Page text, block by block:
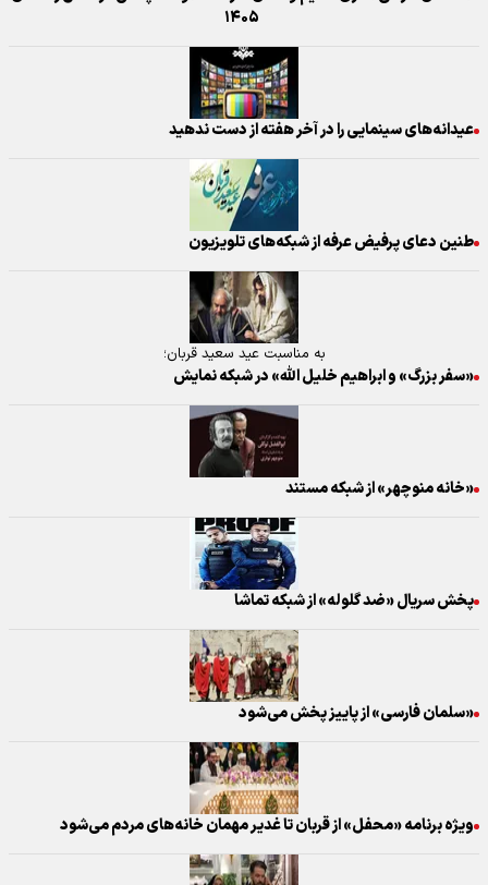
۱۴۰۵
عیدانه‌های سینمایی را در آخر هفته از دست ندهید
طنین دعای پرفیض عرفه از شبکه‌های تلویزیون
به مناسبت عید سعید قربان؛
«سفر بزرگ» و ابراهیم خلیل الله» در شبکه نمایش
«خانه منوچهر» از شبکه مستند
پخش سریال «ضد گلوله» از شبکه تماشا
«سلمان فارسی» از پاییز پخش می‌شود
ویژه برنامه «محفل» از قربان تا غدیر مهمان خانه‌های مردم می‌شود